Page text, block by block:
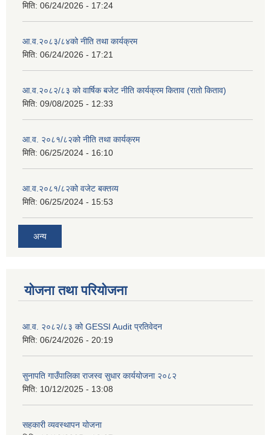
मिति: 06/24/2026 - 17:24
आ.व.२०८३/८४को नीति तथा कार्यक्रम
मिति: 06/24/2026 - 17:21
आ.व.२०८२/८३ को वार्षिक बजेट नीति कार्यक्रम किताव (रातो किताव)
मिति: 09/08/2025 - 12:33
आ.व. २०८१/८२को नीति तथा कार्यक्रम
मिति: 06/25/2024 - 16:10
आ.व.२०८१/८२को वजेट बक्तव्य
मिति: 06/25/2024 - 15:53
अन्य
योजना तथा परियोजना
आ.व. २०८२/८३ को GESSI Audit प्रतिवेदन
मिति: 06/24/2026 - 20:19
सुनापति गाउँपालिका राजस्व सुधार कार्ययोजना २०८२
मिति: 10/12/2025 - 13:08
सहकारी व्यवस्थापन योजना